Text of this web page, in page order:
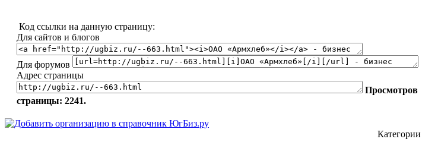
Код ссылки на данную страницу:
Для сайтов и блогов
Для форумов
Адрес страницы
Просмотров
страницы: 2241.
Категории